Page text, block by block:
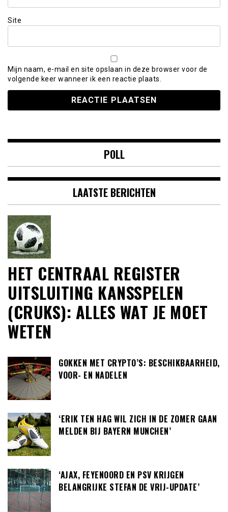
Site
Mijn naam, e-mail en site opslaan in deze browser voor de
volgende keer wanneer ik een reactie plaats.
POLL
LAATSTE BERICHTEN
HET CENTRAAL REGISTER
UITSLUITING KANSSPELEN
(CRUKS): ALLES WAT JE MOET
WETEN
GOKKEN MET CRYPTO’S: BESCHIKBAARHEID,
VOOR- EN NADELEN
‘ERIK TEN HAG WIL ZICH IN DE ZOMER GAAN
MELDEN BIJ BAYERN MUNCHEN’
‘AJAX, FEYENOORD EN PSV KRIJGEN
BELANGRIJKE STEFAN DE VRIJ-UPDATE’